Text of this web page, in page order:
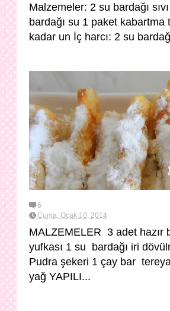
Malzemeler: 2 su bardağı
bardağı su 1 paket kabartma
kadar un İç harcı: 2 su
6
Cuma, Ocak 10, 2014
MALZEMELER 3 adet hazır
yufkası 1 su bardağı iri
Pudra şekeri 1 çay bar
yağ YAPILI...